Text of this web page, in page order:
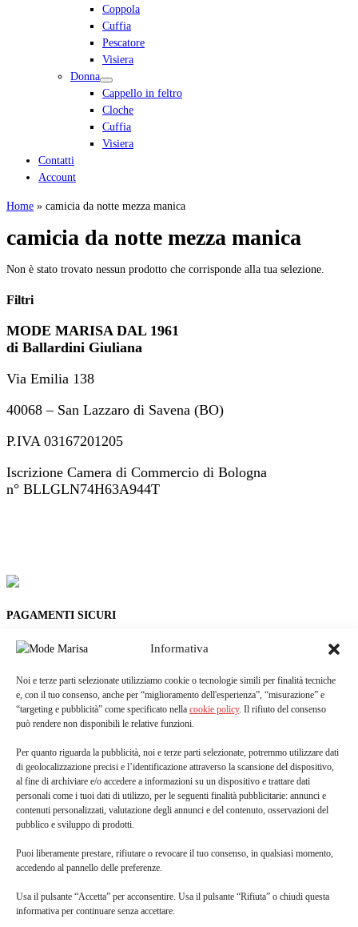
Informativa
Noi e terze parti selezionate utilizziamo cookie o tecnologie simili per finalità tecniche
e, con il tuo consenso, anche per “miglioramento dell'esperienza”, “misurazione” e
“targeting e pubblicità” come specificato nella cookie policy. Il rifiuto del consenso
può rendere non disponibili le relative funzioni.
Per quanto riguarda la pubblicità, noi e terze parti selezionate, potremmo utilizzare dati
di geolocalizzazione precisi e l’identificazione attraverso la scansione del dispositivo,
al fine di archiviare e/o accedere a informazioni su un dispositivo e trattare dati
personali come i tuoi dati di utilizzo, per le seguenti finalità pubblicitarie: annunci e
contenuti personalizzati, valutazione degli annunci e del contenuto, osservazioni del
pubblico e sviluppo di prodotti.
Puoi liberamente prestare, rifiutare o revocare il tuo consenso, in qualsiasi momento,
accedendo al pannello delle preferenze.
Usa il pulsante “Accetta” per acconsentire. Usa il pulsante “Rifiuta” o chiudi questa
informativa per continuare senza accettare.
Coppola
Cuffia
Pescatore
Visiera
Donna
Cappello in feltro
Cloche
Cuffia
Visiera
Contatti
Account
Home » camicia da notte mezza manica
camicia da notte mezza manica
Non è stato trovato nessun prodotto che corrisponde alla tua selezione.
Filtri
MODE MARISA DAL 1961
di Ballardini Giuliana
Via Emilia 138
40068 – San Lazzaro di Savena (BO)
P.IVA 03167201205
Iscrizione Camera di Commercio di Bologna
n° BLLGLN74H63A944T
PAGAMENTI SICURI
Paga con Stripe, Carte o Bonifico.
Privacy Policy | Cookie Policy | Termini & Condizioni
LUNEDÌ 9:30-13:00 / 15:30-19:30
MARTEDÌ 9:30-13:00 / 15:30-19:30
GIOVEDÌ 9:30-13:00
VENERDÌ 9:30-13:00 / 15:30-19:30